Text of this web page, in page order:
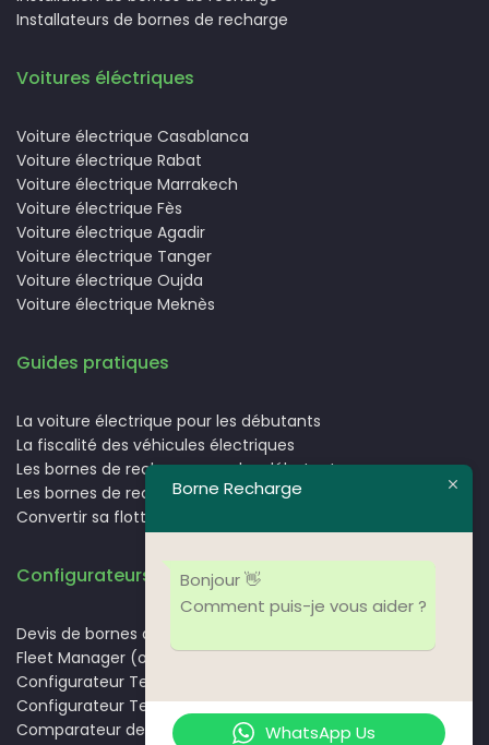
Installateurs de bornes de recharge
Voitures éléctriques
Voiture électrique Casablanca
Voiture électrique Rabat
Voiture électrique Marrakech
Voiture électrique Fès
Voiture électrique Agadir
Voiture électrique Tanger
Voiture électrique Oujda
Voiture électrique Meknès
Guides pratiques
La voiture électrique pour les débutants
La fiscalité des véhicules électriques
Les bornes de recharge pour les débutants
Les bornes de recharge en entreprise
Convertir sa flotte en électrique : le guide complet
Configurateurs & simulateurs
Devis de bornes de recharge
Fleet Manager (outil de gestion de flottes)
Configurateur Tesla Model 3
Configurateur Tesla Model Y
Comparateur de véhicules électriques
Borne Recharge
Bonjour 👋
Comment puis-je vous aider ?
WhatsApp Us